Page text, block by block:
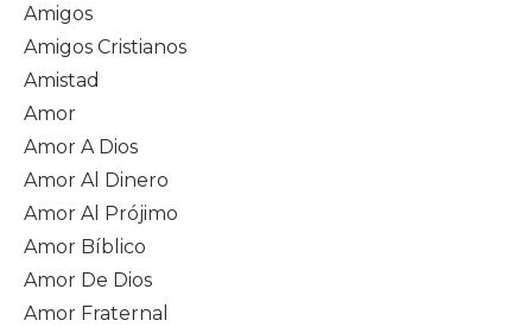
Amigos
Amigos Cristianos
Amistad
Amor
Amor A Dios
Amor Al Dinero
Amor Al Prójimo
Amor Bíblico
Amor De Dios
Amor Fraternal